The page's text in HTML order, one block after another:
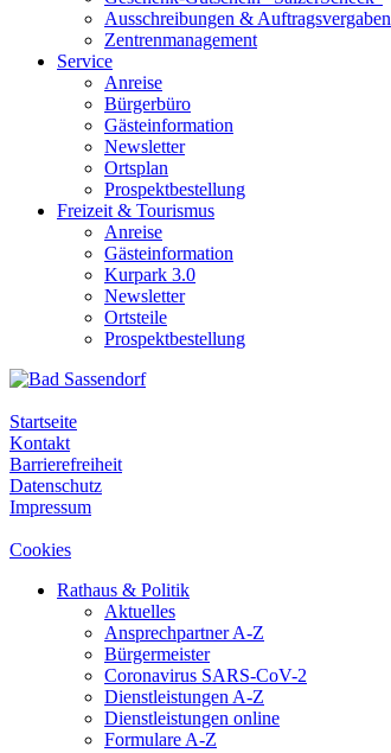
Ausschreibungen & Auftragsvergaben
Zentrenmanagement
Service
Anreise
Bürgerbüro
Gästeinformation
Newsletter
Ortsplan
Prospektbestellung
Freizeit & Tourismus
Anreise
Gästeinformation
Kurpark 3.0
Newsletter
Ortsteile
Prospektbestellung
Startseite
Kontakt
Barrierefreiheit
Datenschutz
Impressum
Cookies
Rathaus & Politik
Aktuelles
Ansprechpartner A-Z
Bürgermeister
Coronavirus SARS-CoV-2
Dienstleistungen A-Z
Dienstleistungen online
Formulare A-Z